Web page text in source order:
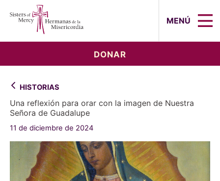
MENÚ
DONAR
HISTORIAS
Una reflexión para orar con la imagen de Nuestra
Señora de Guadalupe
11 de diciembre de 2024